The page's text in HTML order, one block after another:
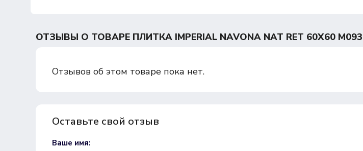
ОТЗЫВЫ О ТОВАРЕ ПЛИТКА IMPERIAL NAVONA NAT RET 60Х60 M093
Отзывов об этом товаре пока нет.
Оставьте свой отзыв
Ваше имя: